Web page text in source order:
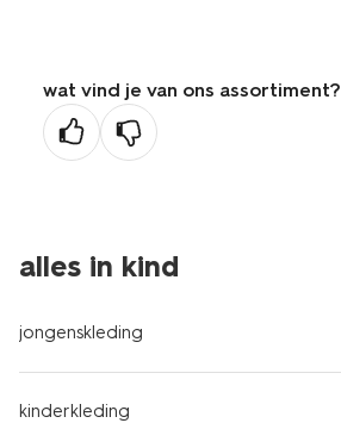
wat vind je van ons assortiment?
alles in kind
jongenskleding
kinderkleding